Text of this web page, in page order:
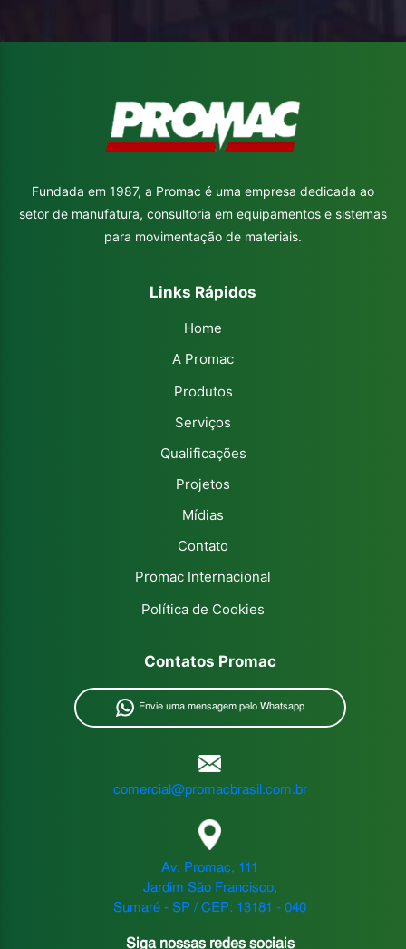
Fundada em 1987, a Promac é uma empresa dedicada ao
setor de manufatura, consultoria em equipamentos e sistemas
para movimentação de materiais.
Links Rápidos
Home
A Promac
Produtos
Serviços
Qualificações
Projetos
Mídias
Contato
Promac Internacional
Política de Cookies
Contatos Promac
Envie uma mensagem pelo Whatsapp
comercial@promacbrasil.com.br
Av. Promac, 111
Jardim São Francisco,
Sumaré - SP / CEP: 13181 - 040
Siga nossas redes sociais